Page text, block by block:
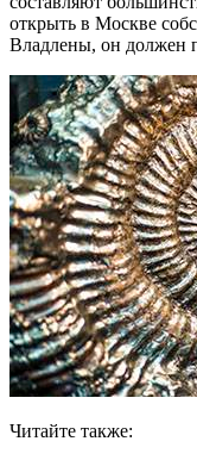
открыть в Москве
Владлены, он должен
Читайте также: